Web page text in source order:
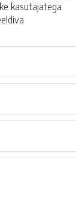
kasutajatega